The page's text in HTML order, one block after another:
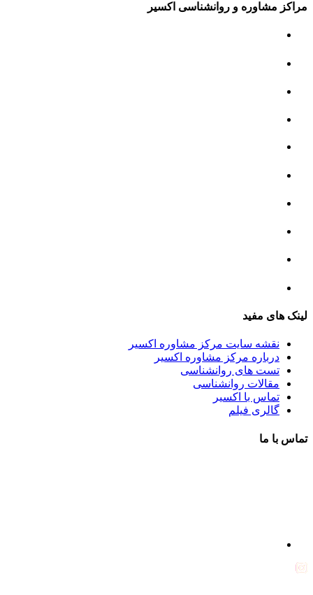
مراکز مشاوره و روانشناسی اکسیر
لینک های مفید
نقشه سایت مرکز مشاوره اکسیر
درباره مرکز مشاوره اکسیر
تست های روانشناسی
مقالات روانشناسی
تماس با اکسیر
گالری فیلم
تماس با ما